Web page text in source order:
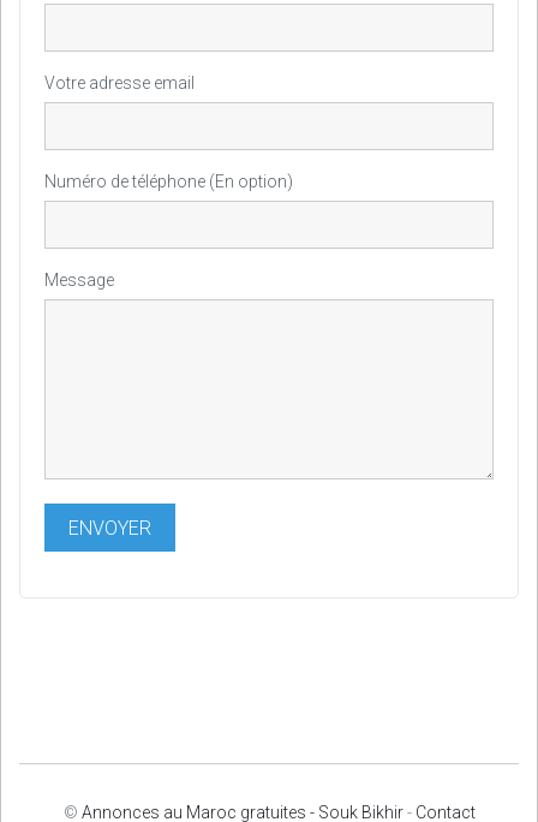
Votre adresse email
Numéro de téléphone (En option)
Message
© Annonces au Maroc gratuites - Souk Bikhir- Contact